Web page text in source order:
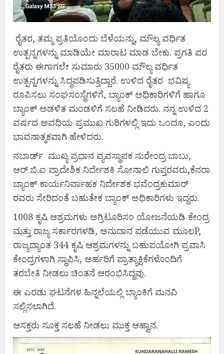
ರೈತರ, ತಮ್ಮ ಪ್ರತಿಯೊಂದು ಬೆಳೆಯನ್ನು, ಮೌಲ್ಯ ವರ್ಧಿತ
ಉತ್ಪನ್ನಗಳನ್ನು ಮಾಡಿಯೇ ಮಾರಾಟ ಮಾಡ ಬೇಕು. ಪ್ರಗತಿ ಪರ
ರೈತರು ಈಗಾಗಲೇ ಸುಮಾರು 35000 ಮೌಲ್ಯ ವರ್ಧಿತ
ಉತ್ಪನ್ನಗಳನ್ನು ಸಿದ್ಧಪಡಿಸುತ್ತಿದ್ದಾರೆ. ಉಳಿದ ರೈತರ ಭವಿಷ್ಯ
ರೂಪಿಸಲು ಸಂಘಸಂಸ್ಥೆಗಳಿಗೆ, ಬ್ಯಾಂಕ್ ಅಧಿಕಾರಿಗಳಿಗೆ ಹಾಗೂ
ಬ್ಯಾಂಕ್ ಅಡಳಿತ ಮಂಡಳಿಗೆ ಸಲಹೆ ನೀಡಿದರು. ನನ್ನ ಉಳಿದ 2
ವರ್ಷದ ಅವಧಿಯ ಪ್ರಮುಖ ಗುರಿಗಳಲ್ಲಿ ಇದು ಒಂದೂ, ಎಂದು
ಭಾವನಾತ್ಮಕವಾಗಿ ಹೇಳಿದರು.
ನಬಾರ್ಡ್ ಮುಖ್ಯ ಪ್ರಧಾನ ವ್ಯವಸ್ಥಾಪಕ ಸುರೇಂದ್ರ ಬಾಬು,
ಆರ್.ಬಿ.ಐ ಪ್ರಾದೇಶಿಕ ನಿರ್ದೇಶಕಿ ಸೋನಾಲಿ ಗುಪ್ತರವರು,ಕೆನರಾ
ಬ್ಯಾಂಕ್ ಕಾರ್ಯನಿರ್ವಾಹಕ ನಿರ್ದೇಶಕ ಭವೆಂದ್ರಕುಮಾರ್
ರವರು ಸೇರಿದಂತೆ ಬಹುತೇಕ ಬ್ಯಾಂಕ್ ಅಧಿಕಾರಿಗಳು ಇದ್ದರು.
1008 ಕೃಷಿ ಆಶ್ರಮಗಳು ಅಗ್ರಿಟೂರಿಸಂ ಯೋಜನೆಯಡಿ ಕೇಂದ್ರ
ಮತ್ತು ರಾಜ್ಯ ಸರ್ಕಾರಗಳಡಿ, ಅನುದಾನ ಪಡೆಯುವ ಮೂಲP,
ರಾಜ್ಯದ್ಯಾಂತ 344 ಕೃಷಿ ಆಶ್ರಮಗಳನ್ನು ಬಹುಪಯೋಗಿ ಪ್ರವಾಸಿ
ಕೇಂದ್ರಗಳಾಗಿ ಸ್ಥಾಪಿಸಿ, ಅರ್ಹರಿಗೆ ಪ್ರಾತ್ಯಾಕ್ಷಿಕೆಗಳೊಂದಿಗೆ
ತರಬೇತಿ ನೀಡಲು ಚಿಂತನೆ ಆರಂಭಿಸಿದ್ದವು.
ಈ ಎರಡು ಘಟನೆಗಳ ಹಿನ್ನಲೆಯಲ್ಲಿ ಬ್ಯಾಂಕಿಗೆ ಮನವಿ
ಸಲ್ಲಿಸಲಾಗಿದೆ.
ಆಸಕ್ತರು ಸೂಕ್ತ ಸಲಹೆ ನೀಡಲು ಮುಕ್ತ ಆಹ್ವಾನ.